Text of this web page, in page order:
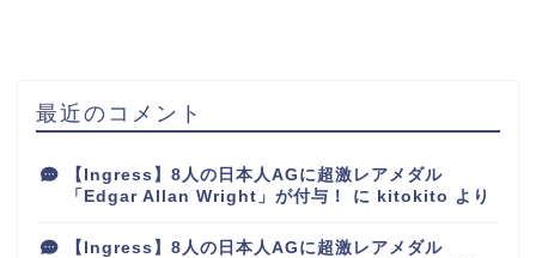
最近のコメント
【Ingress】8人の日本人AGに超激レアメダル
「Edgar Allan Wright」が付与！
に kitokito より
【Ingress】8人の日本人AGに超激レアメダル